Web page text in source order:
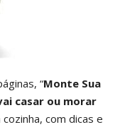
“Monte Sua
casar ou morar
com dicas e